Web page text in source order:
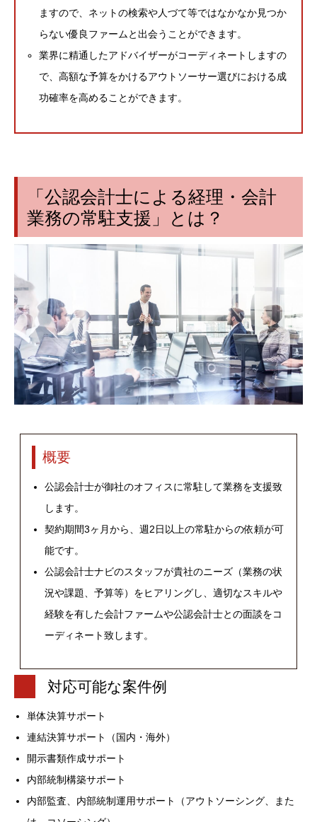
ますので、ネットの検索や人づて等ではなかなか見つか
らない優良ファームと出会うことができます。
業界に精通したアドバイザーがコーディネートしますの
で、高額な予算をかけるアウトソーサー選びにおける成
功確率を高めることができます。
「公認会計士による経理・会計
業務の常駐支援」とは？
概要
公認会計士が御社のオフィスに常駐して業務を支援致
します。
契約期間3ヶ月から、週2日以上の常駐からの依頼が可
能です。
公認会計士ナビのスタッフが貴社のニーズ（業務の状
況や課題、予算等）をヒアリングし、適切なスキルや
経験を有した会計ファームや公認会計士との面談をコ
ーディネート致します。
対応可能な案件例
単体決算サポート
連結決算サポート（国内・海外）
開示書類作成サポート
内部統制構築サポート
内部監査、内部統制運用サポート（アウトソーシング、また